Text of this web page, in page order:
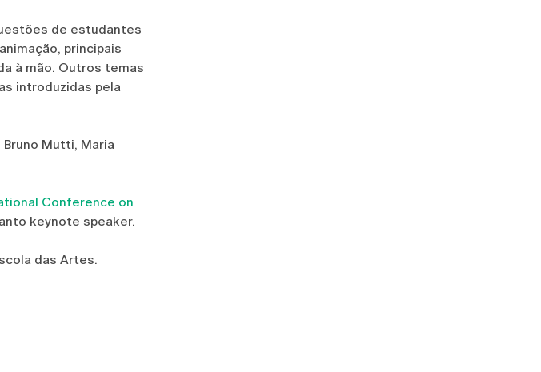
de estudantes
principais
à mão. Outros temas
introduzidas pela
Mutti, Maria
Conference on
keynote speaker.
das Artes.